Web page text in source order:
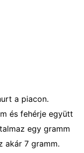
a piacon.
és fehérje együtt
egy gramm
akár 7 gramm.